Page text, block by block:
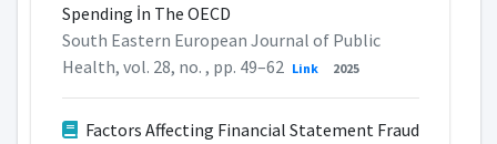
Spending İn The OECD
South Eastern European Journal of Public
Health, vol. 28, no. , pp. 49–62 Link 2025
Factors Affecting Financial Statement Fraud